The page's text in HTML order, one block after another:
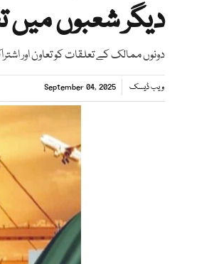
دیگر شعبوں میں
دونوں ممالک کے تعلقات کو تعاون اور
ویب ڈیسک September 04, 2025